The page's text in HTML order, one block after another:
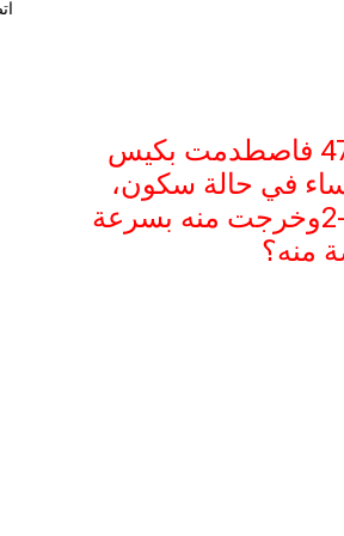
فاصطدمت بكيس
في حالة سكون،
وخرجت منه بسرعة
منه؟